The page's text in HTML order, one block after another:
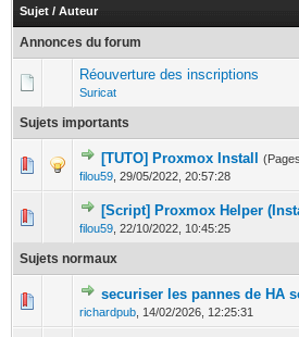
Sujet / Auteur
Annonces du forum
Réouverture des inscriptions
Suricat
Sujets importants
[TUTO] Proxmox Install
filou59 29/05/2022, 20:57:28
0 Votes - 0 sur 5 en
1234 5
[Script] Proxmox Helper
filou59 22/10/2022, 10:45:25
0 Votes - 0 sur 5 en
1234 5
Sujets normaux
securiser les pannes de HA
richardpub 14/02/2026, 12:25:31
0 Votes - 0 sur 5 en
12 34 5